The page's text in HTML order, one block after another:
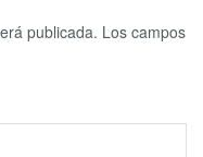
publicada. Los campos